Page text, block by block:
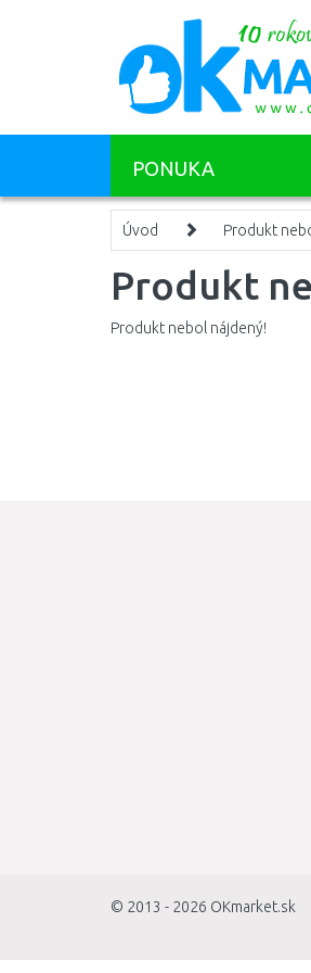
PONUKA
Úvod Produkt
Produkt
Produkt nebol nájdený!
© 2013 - 2026 OKmarket.sk